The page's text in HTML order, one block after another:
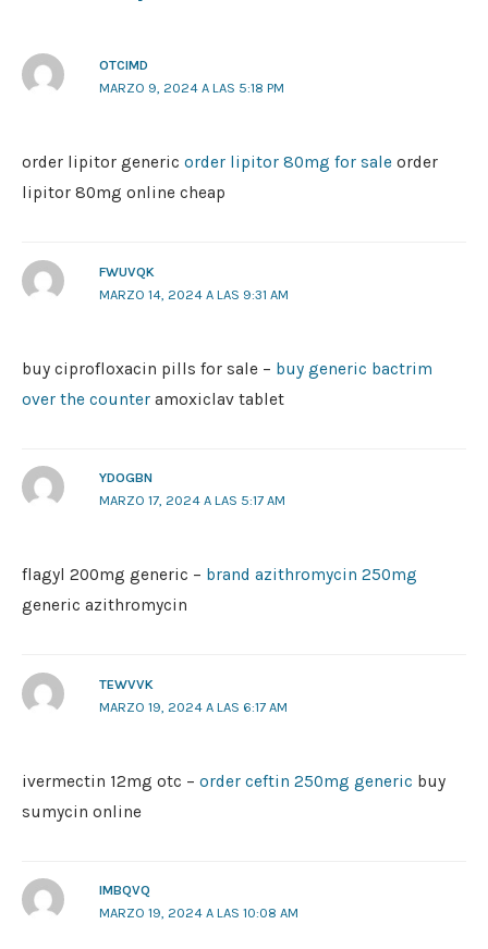
OTCIMD
MARZO 9, 2024 A LAS 5:18 PM
order lipitor generic order lipitor 80mg for sale order
lipitor 80mg online cheap
FWUVQK
MARZO 14, 2024 A LAS 9:31 AM
buy ciprofloxacin pills for sale – buy generic bactrim
over the counter amoxiclav tablet
YDOGBN
MARZO 17, 2024 A LAS 5:17 AM
flagyl 200mg generic – brand azithromycin 250mg
generic azithromycin
TEWVVK
MARZO 19, 2024 A LAS 6:17 AM
ivermectin 12mg otc – order ceftin 250mg generic buy
sumycin online
IMBQVQ
MARZO 19, 2024 A LAS 10:08 AM